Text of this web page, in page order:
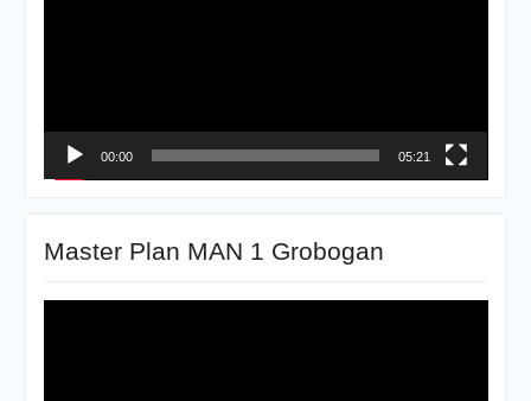
00:00 05:21
Master Plan MAN 1 Grobogan